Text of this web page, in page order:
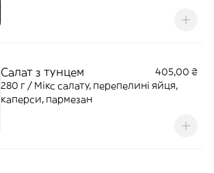
Салат з тунцем
405,00 ₴
280 г / Мікс салату, перепелині яйця,
каперси, пармезан